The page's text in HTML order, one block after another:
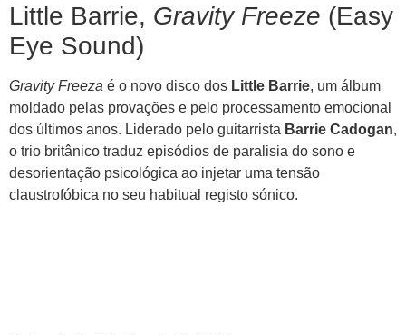
Little Barrie, Gravity Freeze (Easy
Eye Sound)
Gravity Freeza é o novo disco dos Little Barrie, um álbum
moldado pelas provações e pelo processamento emocional
dos últimos anos. Liderado pelo guitarrista Barrie Cadogan,
o trio britânico traduz episódios de paralisia do sono e
desorientação psicológica ao injetar uma tensão
claustrofóbica no seu habitual registo sónico.